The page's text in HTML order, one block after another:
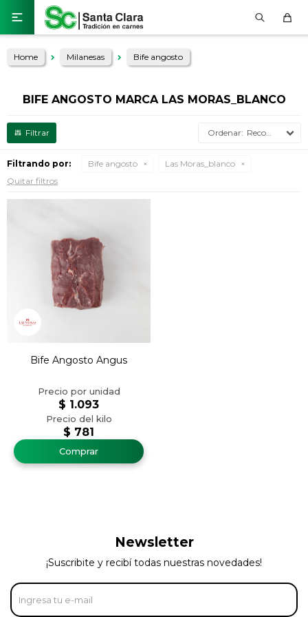

Home Milanesas Bife angosto
BIFE ANGOSTO MARCA LAS MORAS_BLANCO
Recomendados
Filtrando por: Bife angosto
Las Moras_blanco
Quitar filtros
Bife Angosto Angus
$ 781
$ 1.093
Newsletter
¡Suscribite y recibí todas nuestras novedades!